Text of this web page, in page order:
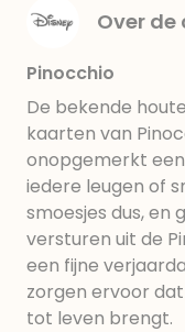
Over
Pinocchio
De bekende
kaarten van
onopgemerkt
iedere leugen of
smoesjes dus, en
versturen uit de
een fijne
zorgen ervoor dat
tot leven brengt.